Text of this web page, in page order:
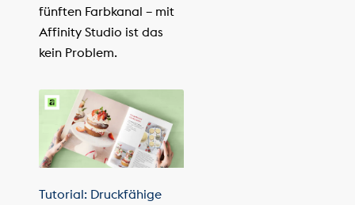
fünften Farbkanal – mit
Affinity Studio ist das
kein Problem.
Tutorial: Druckfähige